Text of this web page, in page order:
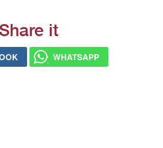
Share it
WHATSAPP